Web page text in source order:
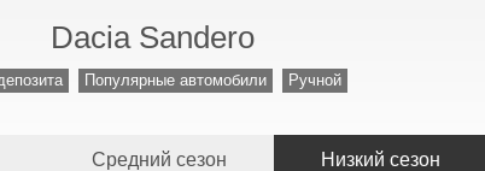
Dacia Sandero
Популярные автомобили Ручной
Средний сезон Низкий сезон